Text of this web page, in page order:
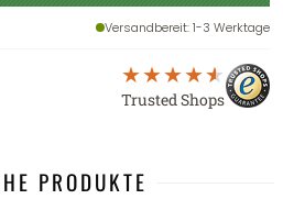
Versandbereit: 1-3 Werktage
Trusted Shops
PRODUKTE